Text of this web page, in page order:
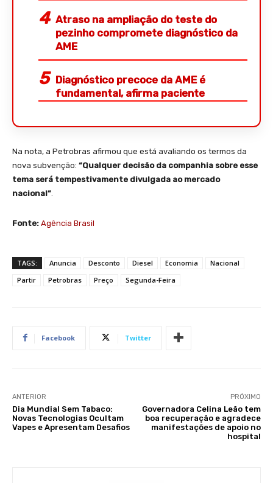
Atraso na ampliação do teste do
pezinho compromete diagnóstico da
AME
Diagnóstico precoce da AME é
fundamental, afirma paciente
Na nota, a Petrobras afirmou que está avaliando os termos da
nova subvenção: “Qualquer decisão da companhia sobre esse
tema será tempestivamente divulgada ao mercado
nacional”
Fonte: Agência Brasil
TAGS: Anuncia Desconto Diesel Economia
Nacional
Partir
Petrobras Preço Segunda-Feira
Facebook Twitter
ANTERIOR
Dia Mundial Sem Tabaco:
Novas Tecnologias Ocultam
Vapes e Apresentam Desafios
PRÓXIMO
Governadora Celina Leão tem
boa recuperação e agradece
manifestações de apoio no
hospital